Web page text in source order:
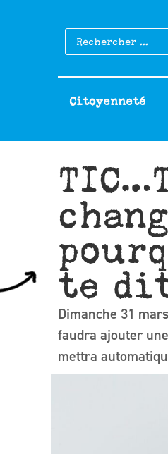
Citoyenneté
te
Dimanche 31
faudra ajouter
mettra